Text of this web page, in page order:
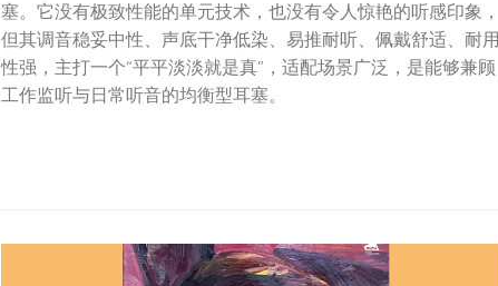
拜雅DT 30 IE是一款定位清晰、完成度出色的千元级入门监听耳
塞。它没有极致性能的单元技术，也没有令人惊艳的听感印象，
但其调音稳妥中性、声底干净低染、易推耐听、佩戴舒适、耐用
性强，主打一个“平平淡淡就是真”，适配场景广泛，是能够兼顾